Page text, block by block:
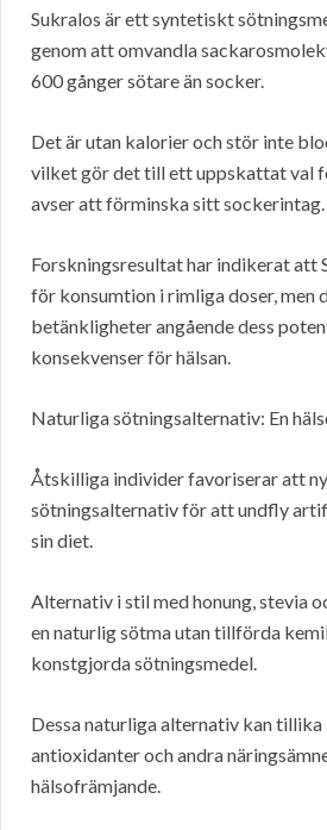
Sukralos är ett syntetiskt
genom att omvandla
600 gånger sötare än socker.
Det är utan kalorier och stör inte
vilket gör det till ett uppskattat val
avser att förminska sitt sockerintag.
Forskningsresultat har indikerat att
för konsumtion i rimliga doser, men
betänkligheter angående dess
konsekvenser för hälsan.
Naturliga sötningsalternativ: En
Åtskilliga individer favoriserar att
sötningsalternativ för att undfly
sin diet.
Alternativ i stil med honung, stevia
en naturlig sötma utan tillförda
konstgjorda sötningsmedel.
Dessa naturliga alternativ kan
antioxidanter och andra
hälsofrämjande.